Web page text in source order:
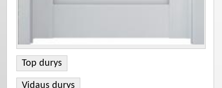
Top durys
Vidaus durys